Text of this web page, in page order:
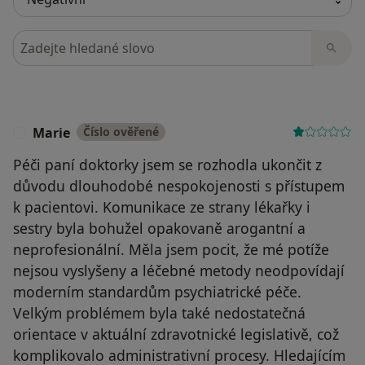
Hledejte v názorech
Marie Číslo ověřené
Péči paní doktorky jsem se rozhodla ukončit z
důvodu dlouhodobé nespokojenosti s přístupem
k pacientovi. Komunikace ze strany lékařky i
sestry byla bohužel opakovaně arogantní a
neprofesionální. Měla jsem pocit, že mé potíže
nejsou vyslyšeny a léčebné metody neodpovídají
moderním standardům psychiatrické péče.
Velkým problémem byla také nedostatečná
orientace v aktuální zdravotnické legislativě, což
komplikovalo administrativní procesy. Hledajícím